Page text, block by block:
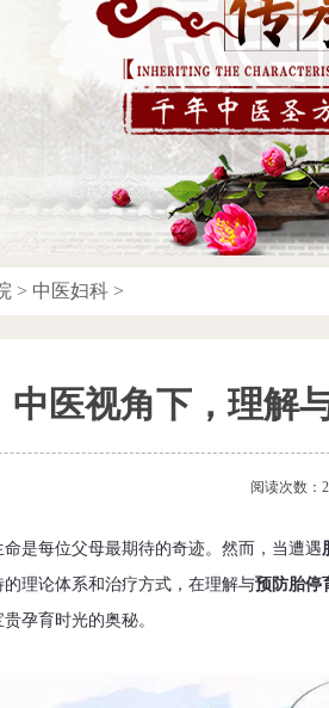
> 中医妇科>
中医视角下，理解
阅读次数：
是每位父母最期待的奇迹。然而，当遭遇
理论体系和治疗方式，在理解与预防胎停
孕育时光的奥秘。